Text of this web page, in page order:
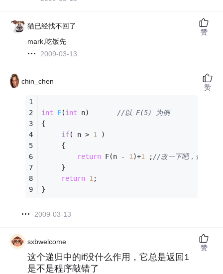
猫已经找不回了
mark,吃饭先
2009-03-13
赞
chin_chen
int F(int n)
//以 F(5) 为例
{
if( n > 1
)
     {
return F(n - 1 )+1 ;//改一下吧，你那样
     }
return 1 ;
}
2009-03-13
赞
sxbwelcome
这个递归中的if没什么作用，它总是返回1
是不是程序敲错了
赞